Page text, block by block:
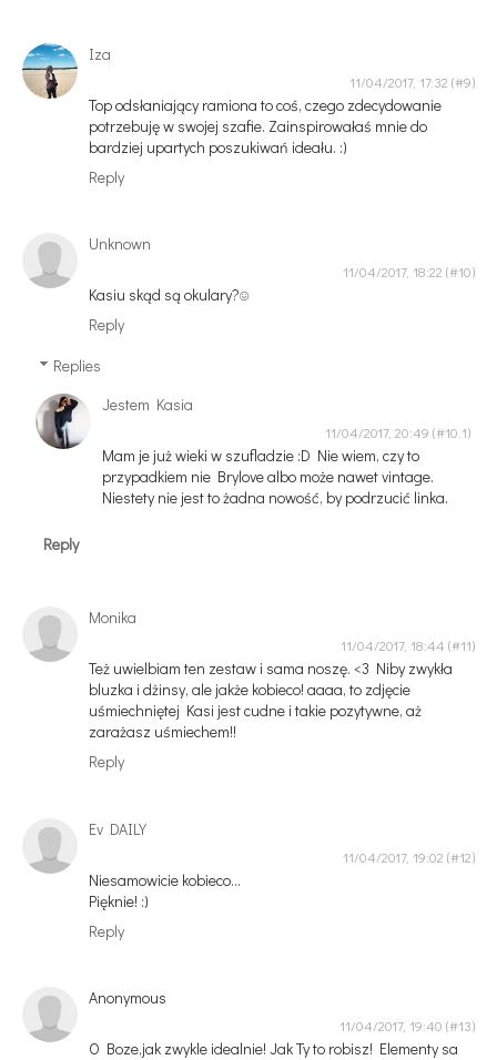
Iza
11/04/2017, 17:32
Top odsłaniający ramiona to coś, czego zdecydowanie
potrzebuję w swojej szafie. Zainspirowałaś mnie do
bardziej upartych poszukiwań ideału. :)
Reply
Unknown
11/04/2017, 18:22
Kasiu skąd są okulary?☺
Reply
Replies
Jestem Kasia
11/04/2017, 20:49
Mam je już wieki w szufladzie :D Nie wiem, czy to
przypadkiem nie Brylove albo może nawet vintage.
Niestety nie jest to żadna nowość, by podrzucić linka.
Reply
Monika
11/04/2017, 18:44
Też uwielbiam ten zestaw i sama noszę. <3 Niby zwykła
bluzka i dżinsy, ale jakże kobieco! aaaa, to zdjęcie
uśmiechniętej Kasi jest cudne i takie pozytywne, aż
zarażasz uśmiechem!!
Reply
Ev DAILY
11/04/2017, 19:02
Niesamowicie kobieco...
Pięknie! :)
Reply
Anonymous
11/04/2017, 19:40
O Boze,jak zwykle idealnie! Jak Ty to robisz! Elementy sa